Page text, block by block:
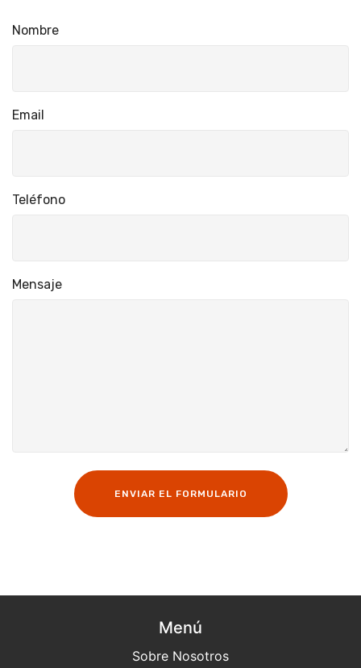
Nombre
Email
Teléfono
Mensaje
ENVIAR EL FORMULARIO
Menú
Sobre Nosotros